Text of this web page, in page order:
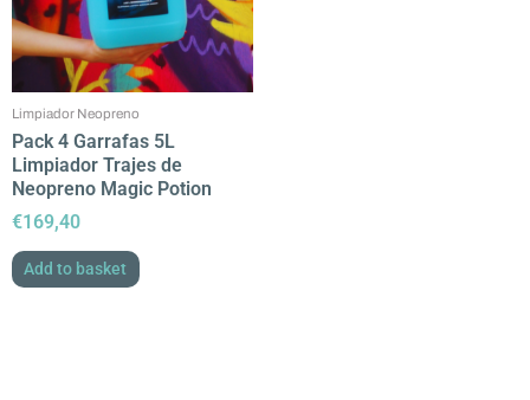
Limpiador Neopreno
Pack 4 Garrafas 5L
Limpiador Trajes de
Neopreno Magic Potion
€169,40
Add to basket